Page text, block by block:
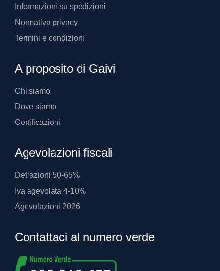
Informazioni su spedizioni
Normativa privacy
Termini e condizioni
A proposito di Gaivi
Chi siamo
Dove siamo
Certificazioni
Agevolazioni fiscali
Detrazioni 50-65%
Iva agevolata 4-10%
Agevolazioni 2026
Contattaci al numero verde